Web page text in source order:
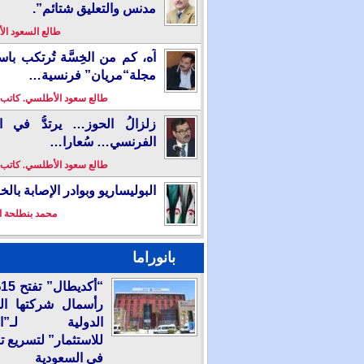
مدنس والتعليق شتائم”.
طالع السعود
آه، كم من الخِسَّة تُرتكب
مجلة“مريان” فرنسية…
طالع سعود الأطلسي.
زلزالُ الحوز… يرتدُّ في
الفرنسي… سُعارا…
طالع سعود الأطلسي.
البوليساريو وبوادر الإصابة
محمد بنطلحة
بانوراما
رأسمال شركتها
الدولية
للاستثمار” لتسريع
في السعودية